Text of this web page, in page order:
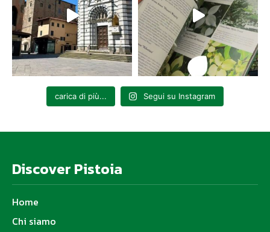
carica di più... Segui su Instagram
Discover Pistoia
Home
Chi siamo